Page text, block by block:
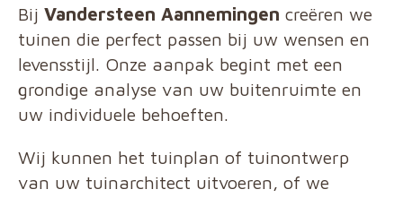
Bij Vandersteen Aannemingen creëren we
tuinen die perfect passen bij uw wensen en
levensstijl. Onze aanpak begint met een
grondige analyse van uw buitenruimte en
uw individuele behoeften.
Wij kunnen het tuinplan of tuinontwerp
van uw tuinarchitect uitvoeren, of we